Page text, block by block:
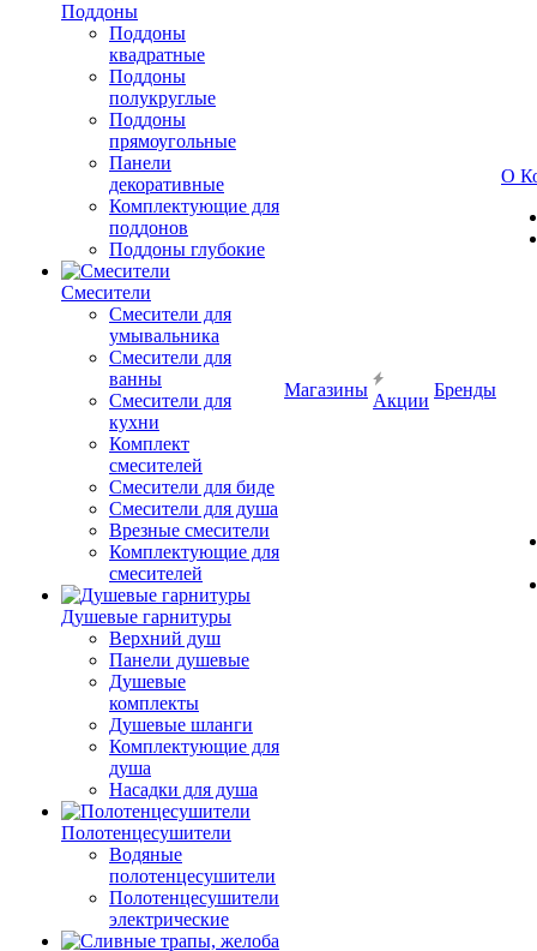
Поддоны
Поддоны
квадратные
Поддоны
полукруглые
Поддоны
прямоугольные
Панели
декоративные
Комплектующие для
поддонов
Поддоны глубокие
Смесители
Смесители для
умывальника
Смесители для
ванны
Смесители для
кухни
Комплект
смесителей
Смесители для биде
Смесители для душа
Врезные смесители
Комплектующие для
смесителей
Душевые гарнитуры
Верхний душ
Панели душевые
Душевые
комплекты
Душевые шланги
Комплектующие для
душа
Насадки для душа
Полотенцесушители
Водяные
полотенцесушители
Полотенцесушители
электрические
Магазины
Акции
Бренды
О